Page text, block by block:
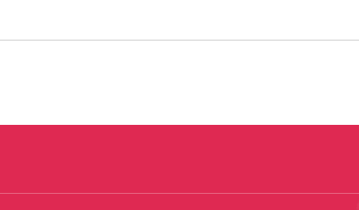
お客様の声 お知らせ キャンペーン情報